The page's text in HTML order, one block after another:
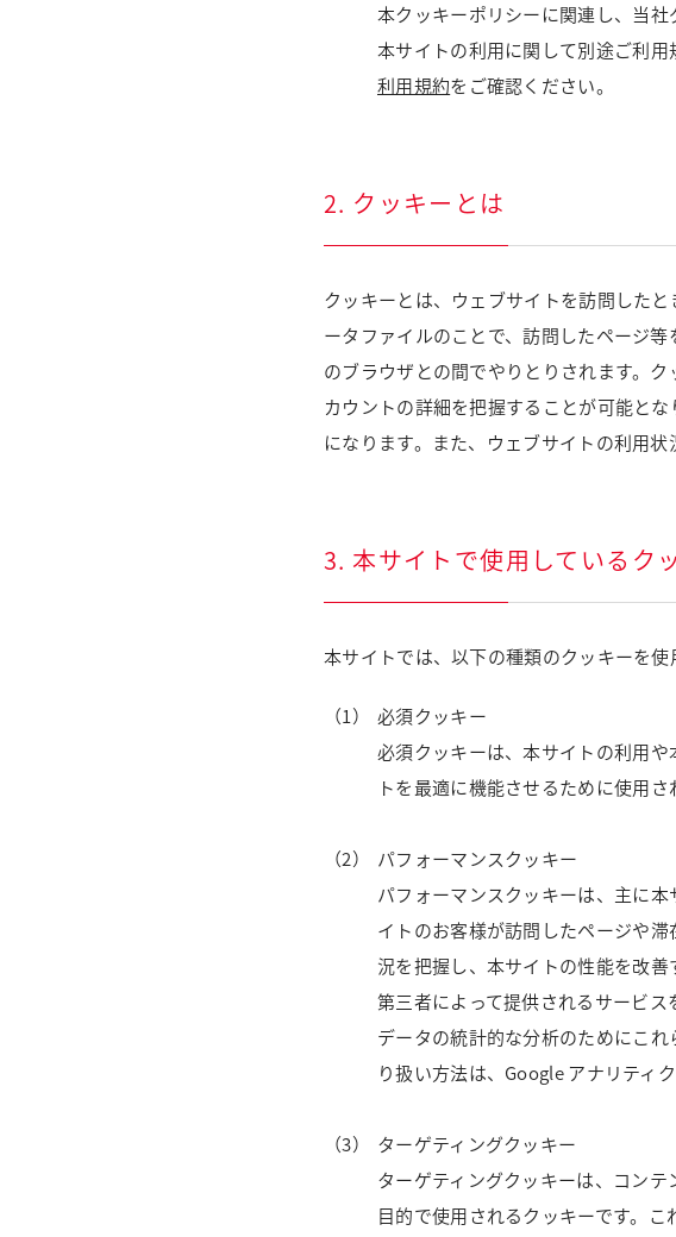
本クッキーポリシーに関連し、当社
本サイトの利用に関して別途ご利
利用規約をご確認ください。
2. クッキーとは
クッキーとは、ウェブサイトを訪問した
ータファイルのことで、訪問したページ
のブラウザとの間でやりとりされます。
カウントの詳細を把握することが可能と
になります。また、ウェブサイトの利用
3. 本サイトで使用しているク
本サイトでは、以下の種類のクッキーを使
必須クッキー
必須クッキーは、本サイトの利用
トを最適に機能させるために使用さ
パフォーマンスクッキー
パフォーマンスクッキーは、主に
イトのお客様が訪問したページや
況を把握し、本サイトの性能を改
第三者によって提供されるサービス
データの統計的な分析のためにこ
り扱い方法は、Google アナリティ
ターゲティングクッキー
ターゲティングクッキーは、コン
目的で使用されるクッキーです。